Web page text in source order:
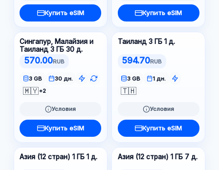
Купить eSIM Купить eSIM
Сингапур, Малайзия и
Таиланд 3 ГБ 30 д.
570.00RUB
3 GB 30 дн.
🇲🇾+2
Условия
Купить eSIM
Таиланд 3 ГБ 1 д.
594.70RUB
3 GB 1 дн.
🇹🇭
Условия
Купить eSIM
Азия (12 стран) 1 ГБ 1 д. Азия (12 стран) 1 ГБ 7 д.